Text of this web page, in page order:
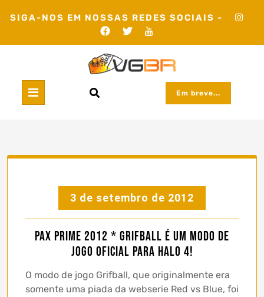
SIGA-NOS EM NOSSAS REDES SOCIAIS -
Em breve...
3 de setembro de 2012
PAX Prime 2012 * Grifball é um Modo de
Jogo Oficial para Halo 4!
O modo de jogo Grifball, que originalmente era
somente uma piada da webserie Red vs Blue, foi